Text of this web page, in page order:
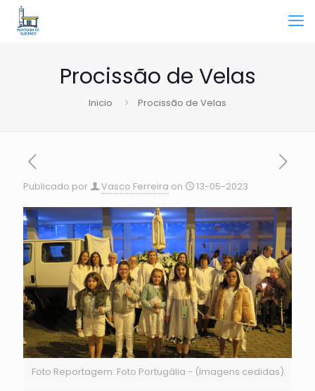
Procissão de Velas
Inicio Procissão de Velas
Publicado por Vasco Ferreira on 13-05-2023
Foto Reportagem: Foto Portugália - (Imagens cedidas)